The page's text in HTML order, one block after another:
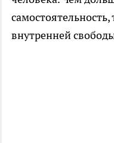
внутренней